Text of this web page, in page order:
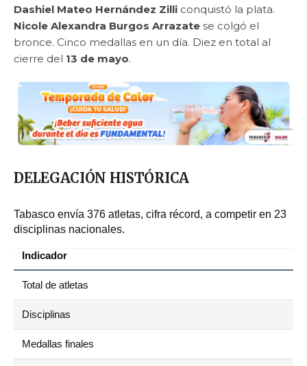
Dashiel Mateo Hernández Zilli conquistó la plata.
Nicole Alexandra Burgos Arrazate se colgó el
bronce. Cinco medallas en un día. Diez en total al
cierre del 13 de mayo.
DELEGACIÓN HISTÓRICA
Tabasco envía 376 atletas, cifra récord, a competir en 23
disciplinas nacionales.
Indicador
Total de atletas
Disciplinas
Medallas finales